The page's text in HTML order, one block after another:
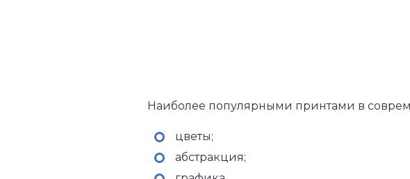
Наиболее популярными принтами в
цветы;
абстракция;